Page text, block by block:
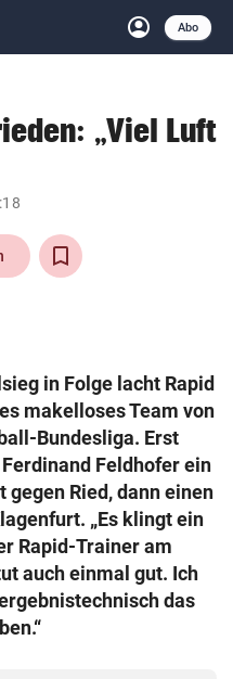
account_circle
Anmelden
Abo
close Schließen
arrow_right
2026
„Viel Luft
in Folge lacht Rapid
makelloses Team von
Bundesliga. Erst
Feldhofer ein
Ried, dann einen
„Es klingt ein
Rapid-Trainer am
auch einmal gut. Ich
das